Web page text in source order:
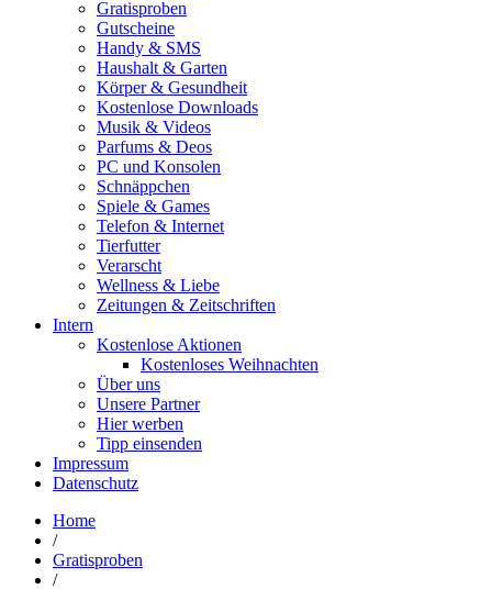
Gratisproben
Gutscheine
Handy & SMS
Haushalt & Garten
Körper & Gesundheit
Kostenlose Downloads
Musik & Videos
Parfums & Deos
PC und Konsolen
Schnäppchen
Spiele & Games
Telefon & Internet
Tierfutter
Verarscht
Wellness & Liebe
Zeitungen & Zeitschriften
Intern
Kostenlose Aktionen
Kostenloses Weihnachten
Über uns
Unsere Partner
Hier werben
Tipp einsenden
Impressum
Datenschutz
Home
/
Gratisproben
/